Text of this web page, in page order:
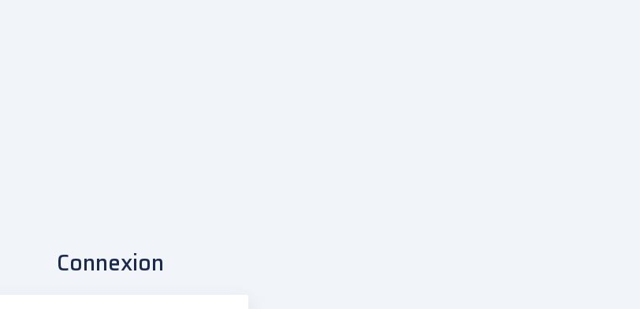
Connexion